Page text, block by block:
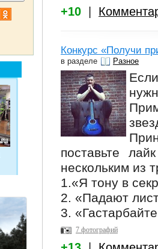
+10
Конкурс «Получи
в разделе Разное
поставьте
нескольким из
1.«Я тону в
2. «Падают
3.
7 фотографий